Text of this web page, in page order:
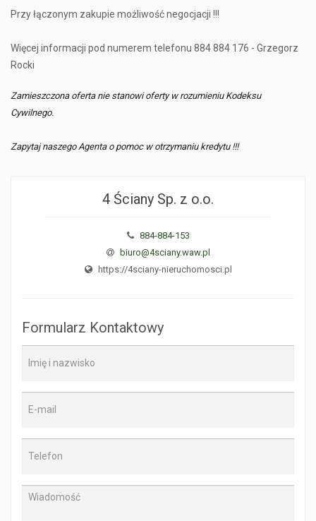
Przy łączonym zakupie możliwość negocjacji !!!
Więcej informacji pod numerem telefonu 884 884 176 - Grzegorz
Rocki
Zamieszczona oferta nie stanowi oferty w rozumieniu Kodeksu
Cywilnego.
Zapytaj naszego Agenta o pomoc w otrzymaniu kredytu !!!
4 Ściany Sp. z o.o.
884-884-153
biuro@4sciany.waw.pl
https://4sciany-nieruchomosci.pl
Formularz Kontaktowy